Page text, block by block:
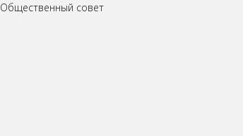
Общественный совет